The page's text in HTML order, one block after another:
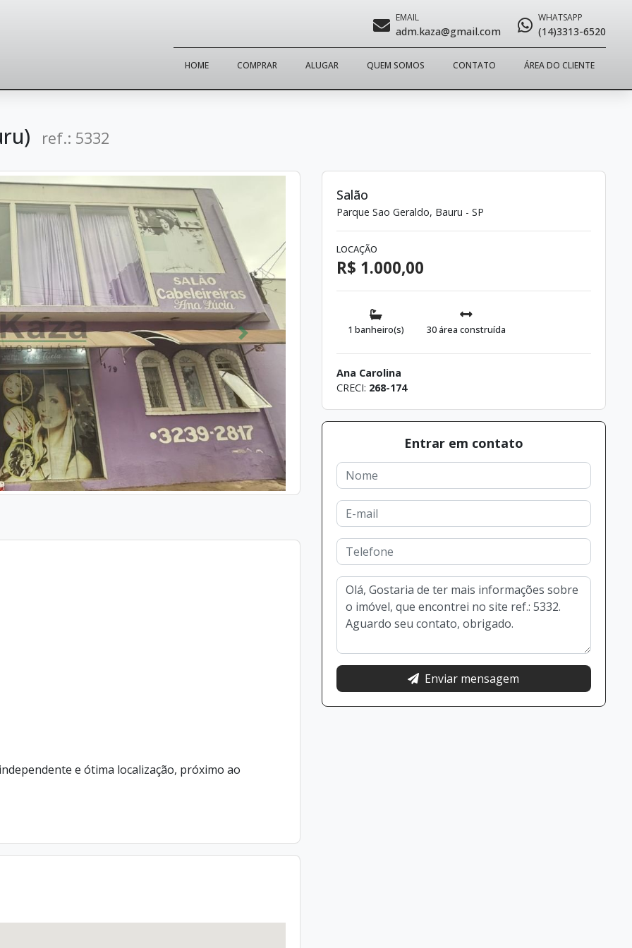
EMAIL
adm.kaza@gmail.com
WHATSAPP
(14)3313-6520
HOME COMPRAR ALUGAR QUEM SOMOS CONTATO ÁREA DO CLIENTE
ref.: 5332
Próximo
e ótima localização, próximo ao
Salão
Parque Sao Geraldo, Bauru - SP
LOCAÇÃO
R$ 1.000,00
1 banheiro(s) 30 área construída
Ana Carolina
CRECI: 268-174
Entrar em contato
Enviar mensagem